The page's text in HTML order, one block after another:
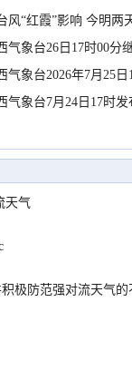
风“红霞”影响 今明两
强降雨
气象台26日17时00分
气象台2026年7月25
气象台7月24日17时
天气
极防范强对流天气的